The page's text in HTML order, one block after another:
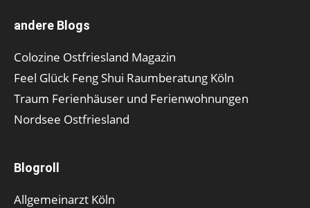
andere Blogs
Colozine Ostfriesland Magazin
Feel Glück Feng Shui Raumberatung Köln
Traum Ferienhäuser und Ferienwohnungen
Nordsee Ostfriesland
Blogroll
Allgemeinarzt Köln